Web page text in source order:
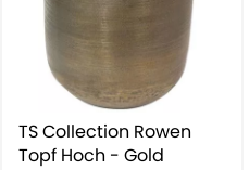
TS Collection Rowen
Topf Hoch - Gold